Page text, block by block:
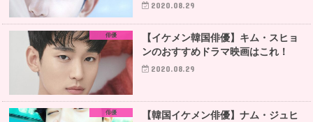
2020.08.29
俳優
【イケメン韓国俳優】キム・スヒョ
ンのおすすめドラマ映画はこれ！
2020.08.29
俳優
【韓国イケメン俳優】ナム・ジュヒ